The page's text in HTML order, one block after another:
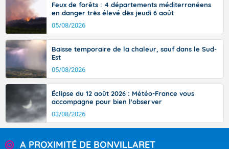
Feux de forêts : 4 départements méditerranéens
en danger très élevé dès jeudi 6 août
05/08/2026
Baisse temporaire de la chaleur, sauf dans le Sud-
Est
05/08/2026
Éclipse du 12 août 2026 : Météo-France vous
accompagne pour bien l'observer
03/08/2026
A PROXIMITÉ DE BONVILLARET